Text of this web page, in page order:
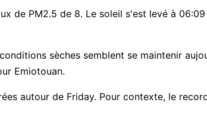
de PM2.5 de 8. Le soleil s'est levé à
sèches semblent se maintenir
Emiotouan.
autour de Friday. Pour contexte, le